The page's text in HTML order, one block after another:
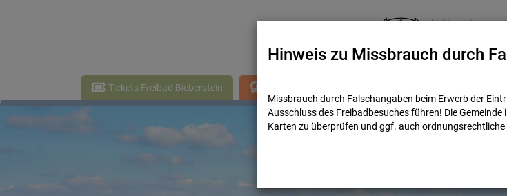
Tickets Freibad Bieberstein
Hinweis zu Missbrauch durch
Missbrauch durch Falschangaben beim Erwerb der
Ausschluss des Freibadbesuches führen! Die
Karten zu überprüfen und ggf. auch